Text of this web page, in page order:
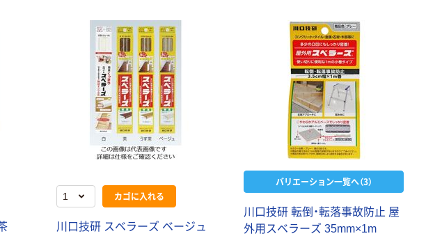
カゴに入れる
川口技研 スベラーズ ベージュ
バリエーション一覧へ（3）
川口技研 転倒・転落事故防止 屋
外用スベラーズ 35mm×1m